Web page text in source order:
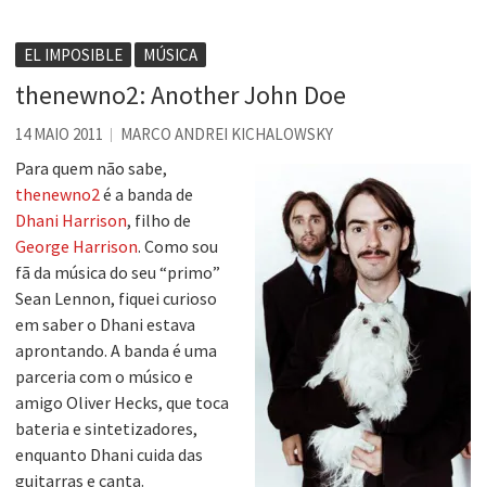
Esse tal de Rock Gaúcho
Os causos de Jorge Luis Borges
Voto obrigatório é correto?
Se queres salvar o mundo, o veganismo não é a resposta
EL IMPOSIBLE MÚSICA
thenewno2: Another John Doe
14 MAIO 2011 MARCO ANDREI KICHALOWSKY
Para quem não sabe,
thenewno2é a banda de
Dhani Harrison, filho de
George Harrison. Como sou
fã da música do seu “primo”
Sean Lennon, fiquei curioso
em saber o Dhani estava
aprontando. A banda é uma
parceria com o músico e
amigo Oliver Hecks, que toca
bateria e sintetizadores,
enquanto Dhani cuida das
guitarras e canta.